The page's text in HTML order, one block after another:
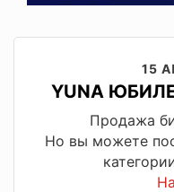
15
YUNA
Продажа
Но вы можете